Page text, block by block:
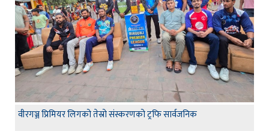
वीरगञ्ज प्रिमियर लिगको तेस्रो संस्करणको ट्रफि सार्वजनिक